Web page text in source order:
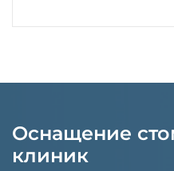
Оснащение
клиник